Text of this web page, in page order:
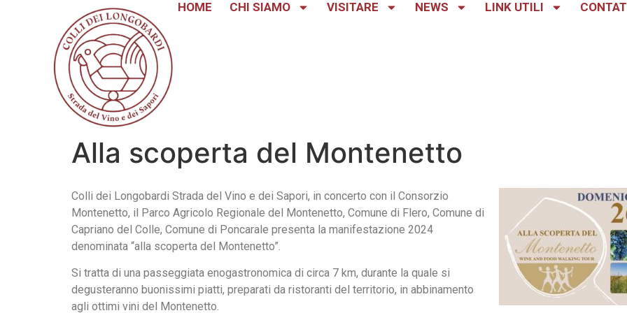
HOME CHI SIAMO VISITARE NEWS LINK UTILI
Alla scoperta del Montenetto
Colli dei Longobardi Strada del Vino e dei Sapori, in concerto con il Consorzio
Montenetto, il Parco Agricolo Regionale del Montenetto, Comune di Flero, Comune di
Capriano del Colle, Comune di Poncarale presenta la manifestazione 2024
denominata “alla scoperta del Montenetto”.
Si tratta di una passeggiata enogastronomica di circa 7 km, durante la quale si
degusteranno buonissimi piatti, preparati da ristoranti del territorio, in abbinamento
agli ottimi vini del Montenetto.